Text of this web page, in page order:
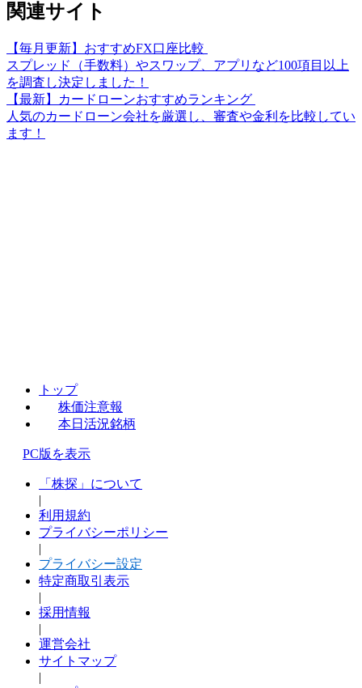
関連サイト
【毎月更新】おすすめFX口座比較
スプレッド（手数料）やスワップ、アプリなど100項目以上
を調査し決定しました！
【最新】カードローンおすすめランキング
人気のカードローン会社を厳選し、審査や金利を比較してい
ます！
トップ
株価注意報
本日活況銘柄
PC版を表示
「株探」について
|
利用規約
プライバシーポリシー
|
プライバシー設定
特定商取引表示
|
採用情報
|
運営会社
サイトマップ
|